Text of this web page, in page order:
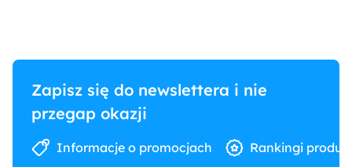
Zapisz się do newslettera i nie
przegap okazji
Informacje o promocjach Rankingi